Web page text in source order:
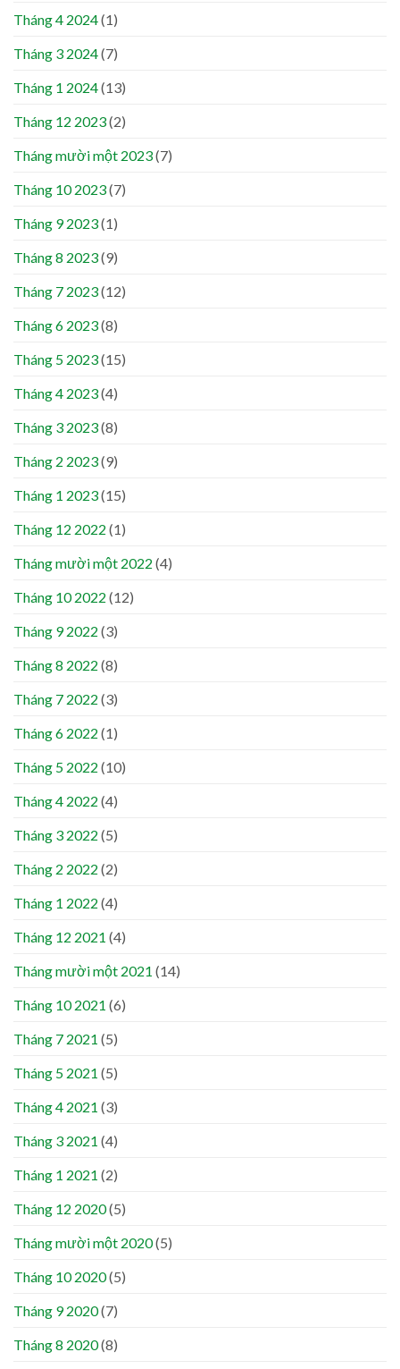
Tháng 4 2024(1)
Tháng 3 2024(7)
Tháng 1 2024(13)
Tháng 12 2023(2)
Tháng mười một 2023(7)
Tháng 10 2023(7)
Tháng 9 2023(1)
Tháng 8 2023(9)
Tháng 7 2023(12)
Tháng 6 2023(8)
Tháng 5 2023(15)
Tháng 4 2023(4)
Tháng 3 2023(8)
Tháng 2 2023(9)
Tháng 1 2023(15)
Tháng 12 2022 (1)
Tháng mười một 2022 (4)
Tháng 10 2022 (12)
Tháng 9 2022 (3)
Tháng 8 2022 (8)
Tháng 7 2022 (3)
Tháng 6 2022 (1)
Tháng 5 2022 (10)
Tháng 4 2022 (4)
Tháng 3 2022 (5)
Tháng 2 2022 (2)
Tháng 1 2022 (4)
Tháng 12 2021 (4)
Tháng mười một 2021 (14)
Tháng 10 2021 (6)
Tháng 7 2021 (5)
Tháng 5 2021 (5)
Tháng 4 2021 (3)
Tháng 3 2021 (4)
Tháng 1 2021 (2)
Tháng 12 2020(5)
Tháng mười một 2020(5)
Tháng 10 2020(5)
Tháng 9 2020(7)
Tháng 8 2020(8)